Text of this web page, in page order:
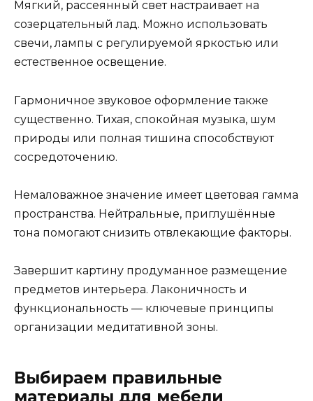
Мягкий, рассеянный свет настраивает на
созерцательный лад. Можно использовать
свечи, лампы с регулируемой яркостью или
естественное освещение.
Гармоничное звуковое оформление также
существенно. Тихая, спокойная музыка, шум
природы или полная тишина способствуют
сосредоточению.
Немаловажное значение имеет цветовая гамма
пространства. Нейтральные, приглушённые
тона помогают снизить отвлекающие факторы.
Завершит картину продуманное размещение
предметов интерьера. Лаконичность и
функциональность — ключевые принципы
организации медитативной зоны.
Выбираем правильные
материалы для мебели